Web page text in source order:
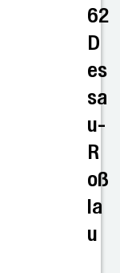
62
D
es
sa
u-
R
oß
la
u